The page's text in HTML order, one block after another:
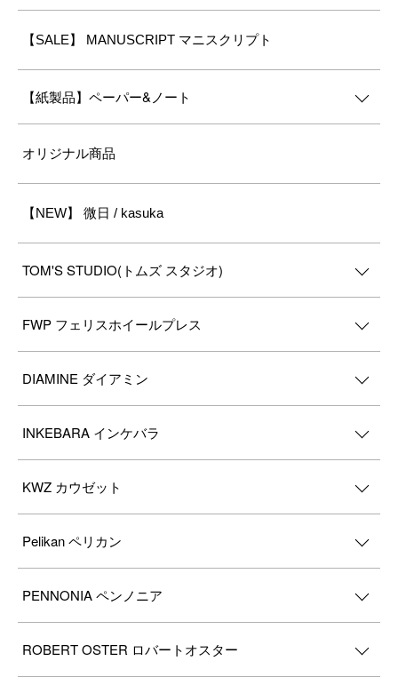
【SALE】 MANUSCRIPT マニスクリプト
【紙製品】ペーパー&ノート
オリジナル商品
【NEW】 微日 / kasuka
TOM'S STUDIO(トムズ スタジオ)
FWP フェリスホイールプレス
DIAMINE ダイアミン
INKEBARA インケバラ
KWZ カウゼット
Pelikan ペリカン
PENNONIA ペンノニア
ROBERT OSTER ロバートオスター